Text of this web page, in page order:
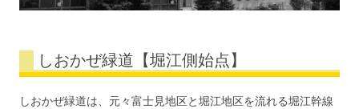
しおかぜ緑道【堀江側始点】
しおかぜ緑道は、元々富士見地区と堀江地区を流れる堀江幹線